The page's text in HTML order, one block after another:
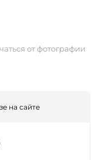
от фотографии
на сайте